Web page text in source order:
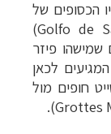
הכסופים של
Golfo de
)
שמישהו פיזר
לכאן
חופים מול
Grottes
).